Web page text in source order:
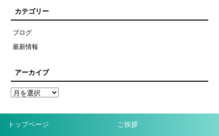
カテゴリー
ブログ
最新情報
アーカイブ
トップページ
ご挨拶